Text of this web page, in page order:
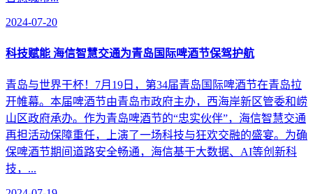
2024-07-20
科技赋能 海信智慧交通为青岛国际啤酒节保驾护航
青岛与世界干杯！7月19日，第34届青岛国际啤酒节在青岛拉
开帷幕。本届啤酒节由青岛市政府主办，西海岸新区管委和崂
山区政府承办。作为青岛啤酒节的“忠实伙伴”，海信智慧交通
再担活动保障重任，上演了一场科技与狂欢交融的盛宴。为确
保啤酒节期间道路安全畅通，海信基于大数据、AI等创新科
技，...